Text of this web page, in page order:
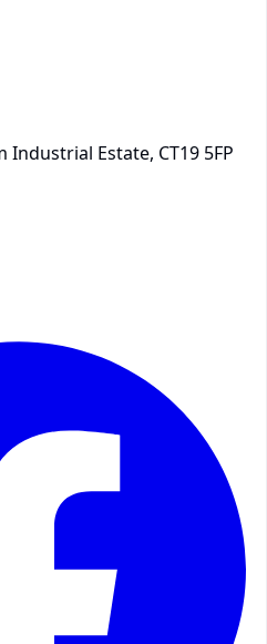
Industrial Estate, CT19 5FP